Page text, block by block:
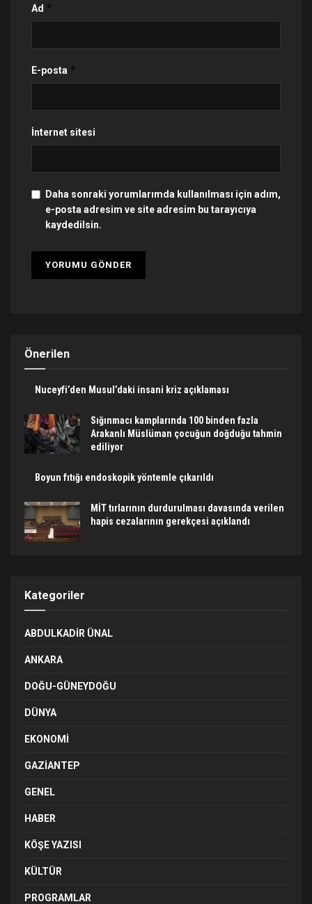
Ad *
E-posta *
İnternet sitesi
Daha sonraki yorumlarımda kullanılması için adım,
e-posta adresim ve site adresim bu tarayıcıya
kaydedilsin.
Önerilen
Nuceyfi’den Musul’daki insani kriz açıklaması
Sığınmacı kamplarında 100 binden fazla
Arakanlı Müslüman çocuğun doğduğu tahmin
ediliyor
Boyun fıtığı endoskopik yöntemle çıkarıldı
MİT tırlarının durdurulması davasında verilen
hapis cezalarının gerekçesi açıklandı
Kategoriler
ABDULKADIR ÜNAL
ANKARA
DOĞU-GÜNEYDOĞU
DÜNYA
EKONOMI
GAZIANTEP
GENEL
HABER
KÖŞE YAZISI
KÜLTÜR
PROGRAMLAR